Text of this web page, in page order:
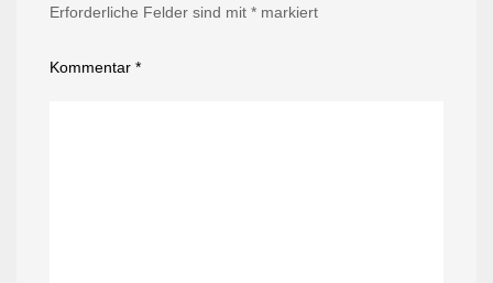
Erforderliche Felder sind mit * markiert
Kommentar *